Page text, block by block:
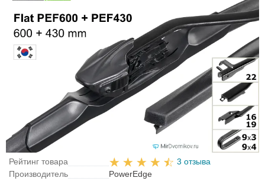
Рейтинг товара
3 отзыва
Производитель
PowerEdge